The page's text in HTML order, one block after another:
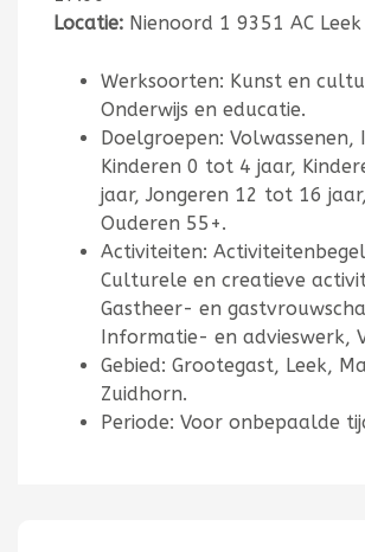
Locatie: Nienoord 1 9351 AC Leek
Werksoorten: Kunst en
Onderwijs en educatie.
Doelgroepen: Volwassenen,
Kinderen 0 tot 4 jaar,
jaar, Jongeren 12 tot 16
Ouderen 55+.
Activiteiten:
Culturele en creatieve
Gastheer- en
Informatie- en advieswerk,
Gebied: Grootegast, Leek,
Zuidhorn.
Periode: Voor onbepaalde